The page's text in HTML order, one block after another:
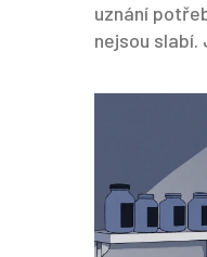
uznání
nejsou